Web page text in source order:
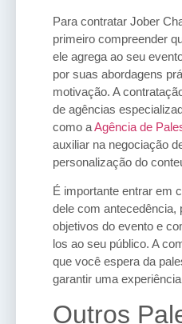
Para contratar Jober
primeiro compreender
ele agrega ao seu
por suas abordagens
motivação. A
de agências
como aAgência de
auxiliar na negociação
personalização do
É importante entrar em
dele com antecedência,
objetivos do evento e
los ao seu público. A
que você espera da
garantir uma
Outros